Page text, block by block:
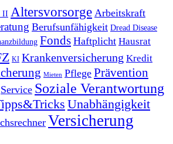
II Altersvorsorge Arbeitskraft
Berufsunfähigkeit Dread Disease
Fonds Haftplicht Hausrat
KI Krankenversicherung Kredit
Mieten Pflege Prävention
Service Soziale Verantwortung
Unabhängigkeit
Versicherung